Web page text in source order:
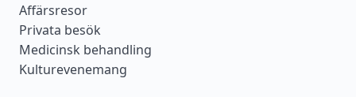
Affärsresor
Privata besök
Medicinsk behandling
Kulturevenemang